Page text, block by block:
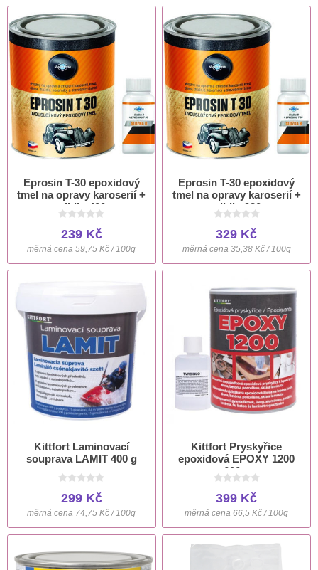
Eprosin T-30 epoxidový
tmel na opravy karoserií +
tvrdidlo 400 g
239 Kč
měrná cena 59,75 Kč / 100g
Eprosin T-30 epoxidový
tmel na opravy karoserií +
tvrdidlo 930 g
329 Kč
měrná cena 35,38 Kč / 100g
Kittfort Laminovací
souprava LAMIT 400 g
299 Kč
měrná cena 74,75 Kč / 100g
Kittfort Pryskyřice
epoxidová EPOXY 1200
600 g
399 Kč
měrná cena 66,5 Kč / 100g